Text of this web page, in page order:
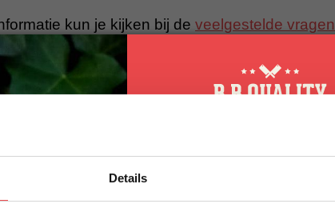
Details
kun je kijken bij de veelgestelde vragen
Stuur dan een berichtje via
helpen je graag!
10% korting op je
eerste bestelling*